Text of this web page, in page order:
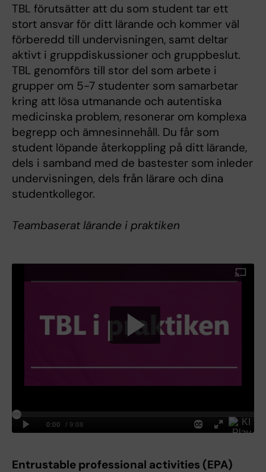
TBL förutsätter att du som student tar ett
stort ansvar för ditt lärande och kommer väl
förberedd till undervisningen, samt deltar
aktivt i gruppdiskussioner och gruppbeslut.
TBL genomförs till stor del som arbete i
grupper om 5-7 studenter som samarbetar
kring att lösa utmanande och autentiska
medicinska problem, resonerar om komplexa
begrepp och ämnesinnehåll. Du får som
student löpande återkoppling på ditt lärande,
dels i samband med de bastester som inleder
undervisningen, dels från lärare och dina
studentkollegor.
Teambaserat lärande i praktiken
Entrustable professional activities (EPA)